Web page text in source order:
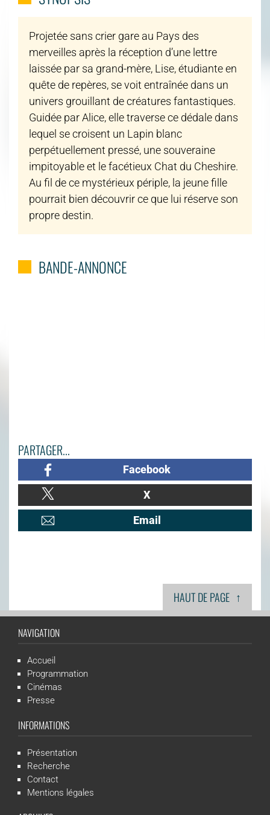
Projetée sans crier gare au Pays des
merveilles après la réception d’une lettre
laissée par sa grand-mère, Lise, étudiante en
quête de repères, se voit entraînée dans un
univers grouillant de créatures fantastiques.
Guidée par Alice, elle traverse ce dédale dans
lequel se croisent un Lapin blanc
perpétuellement pressé, une souveraine
impitoyable et le facétieux Chat du Cheshire.
Au fil de ce mystérieux périple, la jeune fille
pourrait bien découvrir ce que lui réserve son
propre destin.
BANDE-ANNONCE
PARTAGER...
Facebook
X
Email
HAUT DE PAGE ↑
NAVIGATION
Accueil
Programmation
Cinémas
Presse
INFORMATIONS
Présentation
Recherche
Contact
Mentions légales